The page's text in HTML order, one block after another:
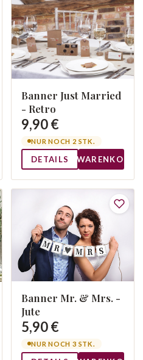
Banner Just Married
- Retro
9,90 €
NUR NOCH 2 STK.
DETAILS WARENKORB
Banner Mr. & Mrs. -
Jute
5,90 €
NUR NOCH 3 STK.